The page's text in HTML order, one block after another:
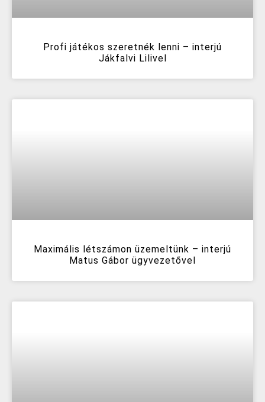
Profi játékos szeretnék lenni – interjú
Jákfalvi Lilivel
Maximális létszámon üzemeltünk – interjú
Matus Gábor ügyvezetővel